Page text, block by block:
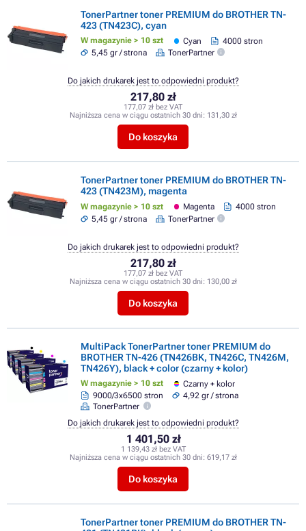
TonerPartner toner PREMIUM do BROTHER TN-
423 (TN423C), cyan
W magazynie > 10 szt Cyan
4000 stron
5,45 gr / strona
TonerPartner
217,80 zł
177,07 zł bez VAT
Najniższa cena w ciągu ostatnich 30 dni: 131,30 zł
Do koszyka
Do jakich drukarek jest to odpowiedni produkt?
TonerPartner toner PREMIUM do BROTHER TN-
423 (TN423M), magenta
W magazynie > 10 szt Magenta
4000 stron
5,45 gr / strona
TonerPartner
217,80 zł
177,07 zł bez VAT
Najniższa cena w ciągu ostatnich 30 dni: 130,00 zł
Do koszyka
Do jakich drukarek jest to odpowiedni produkt?
MultiPack TonerPartner toner PREMIUM do
BROTHER TN-426 (TN426BK, TN426C, TN426M,
TN426Y), black + color (czarny + kolor)
W magazynie > 10 szt
Czarny + kolor
9000/3x6500 stron
4,92 gr / strona
TonerPartner
1 401,50 zł
1 139,43 zł bez VAT
Najniższa cena w ciągu ostatnich 30 dni: 619,17 zł
Do koszyka
Do jakich drukarek jest to odpowiedni produkt?
TonerPartner toner PREMIUM do BROTHER TN-